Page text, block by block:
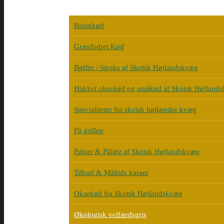
Bisonkød
Græsfodret Kød
Bøffer / Steaks af Skotsk Højlandskvæg
Hakket oksekød og småkød af Skotsk
Specialiteter fra skotsk højlænder kvæg
På grillen
Pølser & Pålæg af Skotsk Højlandskvæg
Tilbud & Måltids kasser
Oksekød fra Skotsk Højlandskvæg
Økologisk velfærdsgris